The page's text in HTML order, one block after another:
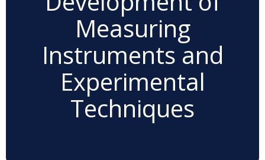
Measuring
Instruments and
Experimental
Techniques